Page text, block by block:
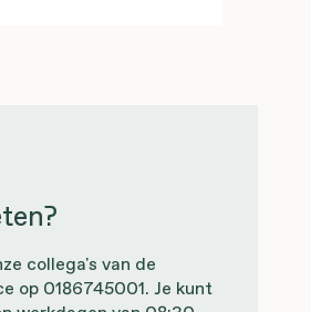
collega's van de
op 0186745001. Je kunt